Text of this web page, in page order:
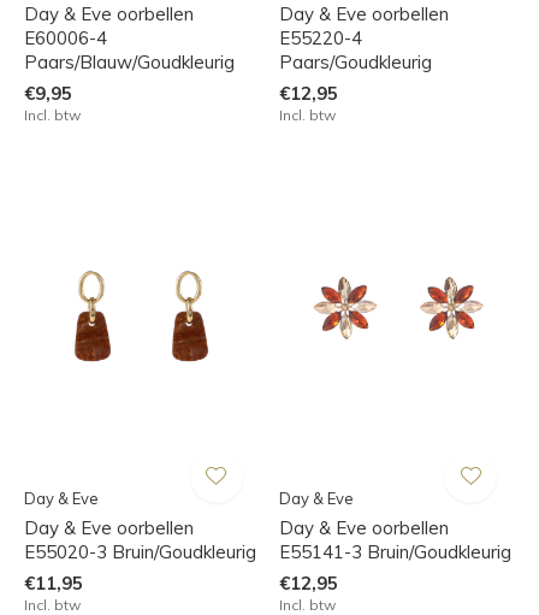
Day & Eve oorbellen
E60006-4
Paars/Blauw/Goudkleurig
€9,95
Incl. btw
Day & Eve oorbellen
E55220-4
Paars/Goudkleurig
€12,95
Incl. btw
Day & Eve
Day & Eve oorbellen
E55020-3 Bruin/Goudkleurig
€11,95
Incl. btw
Day & Eve
Day & Eve oorbellen
E55141-3 Bruin/Goudkleurig
€12,95
Incl. btw